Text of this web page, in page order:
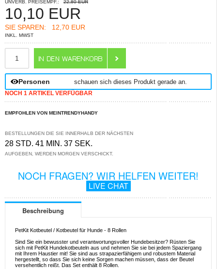
UNVERB. PREISEMPF.: 22,80 EUR
10,10 EUR
SIE SPAREN: 12,70 EUR
INKL. MWST
Personen schauen sich dieses Produkt gerade an.
NOCH 1 ARTIKEL VERFÜGBAR
EMPFOHLEN VON MEINTRENDYHANDY
BESTELLUNGEN DIE SIE INNERHALB DER NÄCHSTEN
28 STD. 41 MIN. 37 SEK.
AUFGEBEN, WERDEN MORGEN VERSCHICKT.
NOCH FRAGEN? WIR HELFEN WEITER!
LIVE CHAT
Beschreibung
PetKit Kotbeutel / Kotbeutel für Hunde - 8 Rollen
Sind Sie ein bewusster und verantwortungsvoller Hundebesitzer? Rüsten Sie
sich mit PetKit Hundekotbeuteln aus und nehmen Sie sie bei jedem Spaziergang
mit Ihrem Haustier mit! Sie sind aus strapazierfähigem und robustem Material
hergestellt, so dass Sie sich keine Sorgen machen müssen, dass der Beutel
versehentlich reißt. Das Set enthält 8 Rollen.